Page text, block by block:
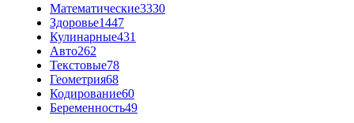
Математические3330
Здоровье1447
Кулинарные431
Авто262
Текстовые78
Геометрия68
Кодирование60
Беременность49